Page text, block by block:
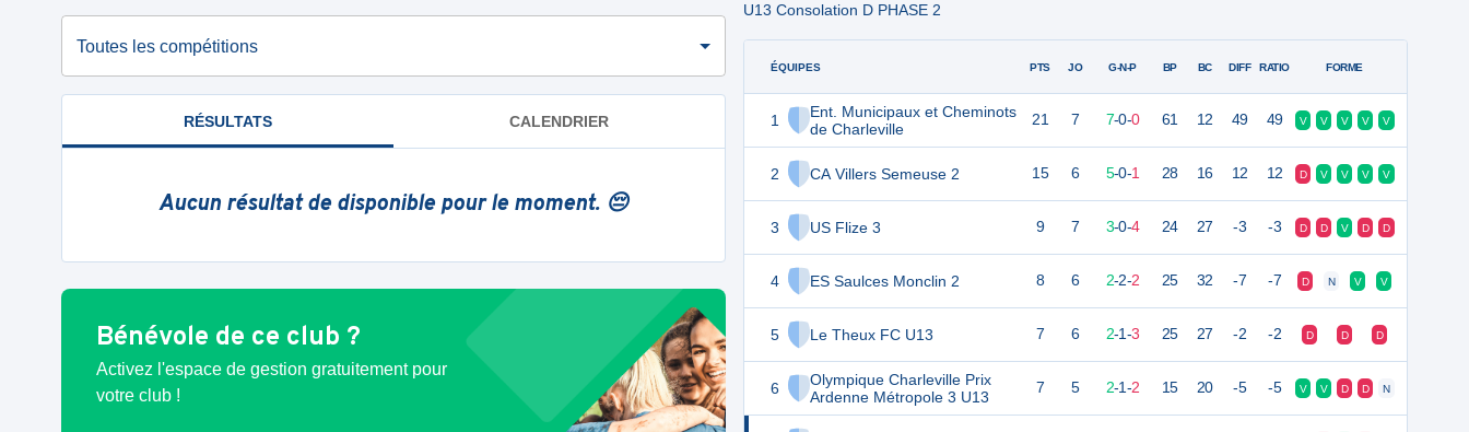
Toutes les compétitions
RÉSULTATS CALENDRIER
Aucun résultat de disponible pour le moment. 😔
Bénévole de ce club ?
Activez l'espace de gestion gratuitement pour
votre club !
U13 Consolation D PHASE 2
ÉQUIPES
1
Ent. Municipaux et Cheminots
de Charleville
2 CA Villers Semeuse 2
3 US Flize 3
4 ES Saulces Monclin 2
5 Le Theux FC U13
6
Olympique Charleville Prix
Ardenne Métropole 3 U13
PTS JO G-N-P BP BC DIFF RATIO FORME
21 7 7-0-0 61 12 49 49 V V V V V
15 6 5-0-1 28 16 12 12 D V V V V
9 7 3-0-4 24 27 -3 -3 D D V D D
8 6 2-2-2 25 32 -7 -7 D N V V
7 6 2-1-3 25 27 -2 -2 D D D
7 5 2-1-2 15 20 -5 -5 V V D D N